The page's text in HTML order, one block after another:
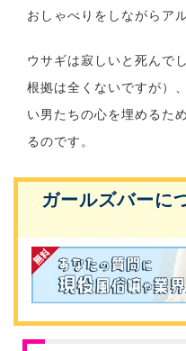
おしゃべりをしながらア
ウサギは寂しいと死んで
根拠は全くないですが）
い男たちの心を埋めるた
るのです。
ガールズバーに